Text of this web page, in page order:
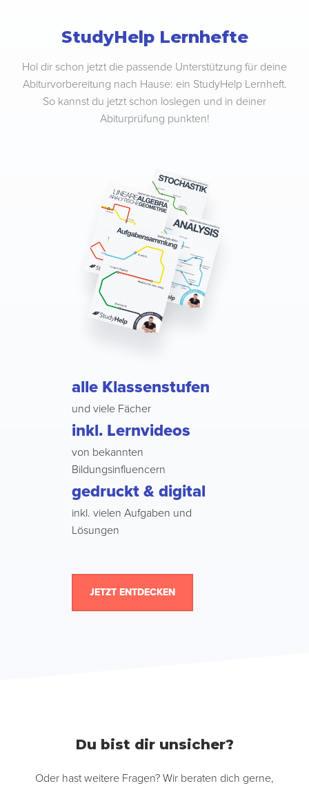
StudyHelp Lernhefte
Hol dir schon jetzt die passende Unterstützung für deine
Abiturvorbereitung nach Hause: ein StudyHelp Lernheft.
So kannst du jetzt schon loslegen und in deiner
Abiturprüfung punkten!
alle Klassenstufen
und viele Fächer
inkl. Lernvideos
von bekannten
Bildungsinfluencern
gedruckt & digital
inkl. vielen Aufgaben und
Lösungen
JETZT ENTDECKEN
Du bist dir unsicher?
Oder hast weitere Fragen? Wir beraten dich gerne,